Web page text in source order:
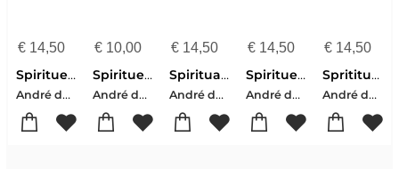
€14,50
Spirituele Pasen en Pinksteren
André de Boer-Tanja Rozema
€10,00
Spirituele kerst
André de Boer-Tanja Rozema
€ 14,50
Spiritual Christmas
André de Boer-Tanja Rozema
€ 14,50
Spirituele Kerst
André de Boer-Tanja Rozema
€ 14,50
Sprititual Easter and Pentecost
André de Boer-Tanja Rozema